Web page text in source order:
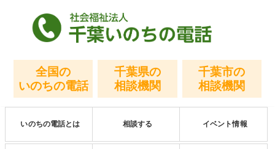
全国の
いのちの電話
千葉県の
相談機関
千葉市の
相談機関
いのちの電話とは 相談する イベント情報